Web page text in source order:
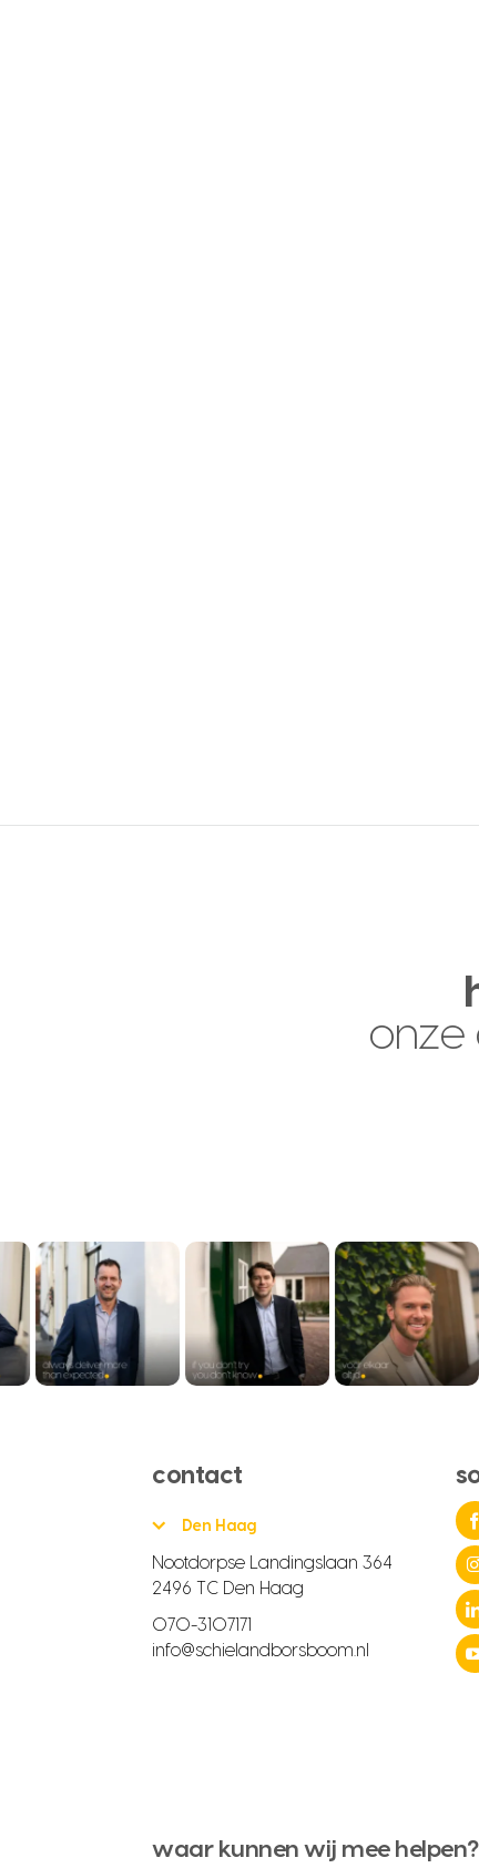
onze
contact
Den Haag
Nootdorpse Landingslaan 364
2496 TC Den Haag
070-3107171
info@schielandborsboom.nl
waar kunnen wij mee helpen?